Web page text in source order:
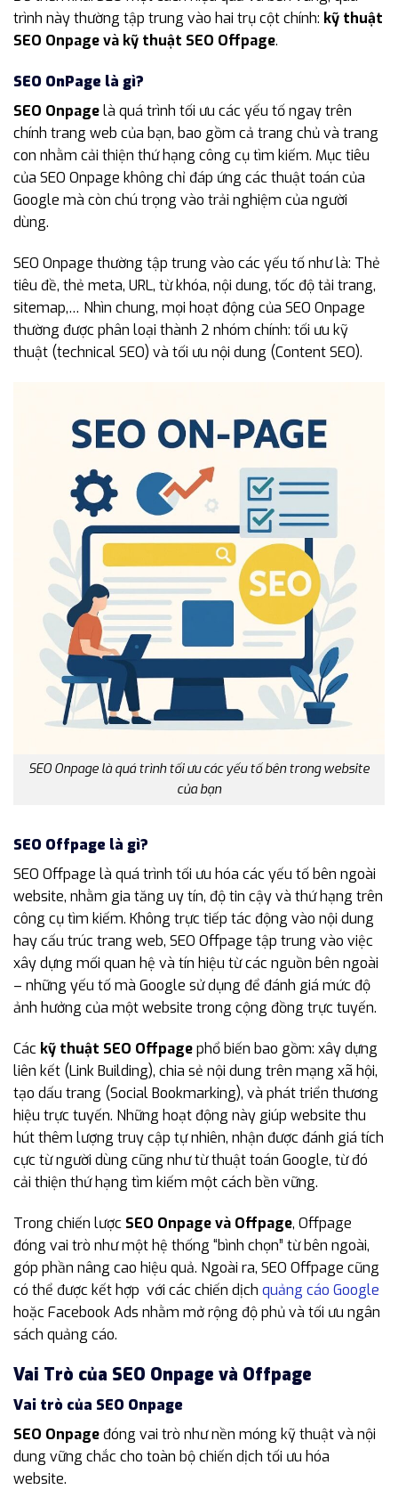
trình này thường tập trung vào hai trụ cột chính: kỹ thuật
SEO Onpage và kỹ thuật SEO Offpage.
SEO OnPage là gì?
SEO Onpagelà quá trình tối ưu các yếu tố ngay trên
chính trang web của bạn, bao gồm cả trang chủ và trang
con nhằm cải thiện thứ hạng công cụ tìm kiếm. Mục tiêu
của SEO Onpage không chỉ đáp ứng các thuật toán của
Google mà còn chú trọng vào trải nghiệm của người
dùng.
SEO Onpage thường tập trung vào các yếu tố như là: Thẻ
tiêu đề, thẻ meta, URL, từ khóa, nội dung, tốc độ tải trang,
sitemap,… Nhìn chung, mọi hoạt động của SEO Onpage
thường được phân loại thành 2 nhóm chính: tối ưu kỹ
thuật (technical SEO) và tối ưu nội dung (Content SEO).
SEO Onpage là quá trình tối ưu các yếu tố bên trong website
của bạn
SEO Offpage là gì?
SEO Offpage là quá trình tối ưu hóa các yếu tố bên ngoài
website, nhằm gia tăng uy tín, độ tin cậy và thứ hạng trên
công cụ tìm kiếm. Không trực tiếp tác động vào nội dung
hay cấu trúc trang web, SEO Offpage tập trung vào việc
xây dựng mối quan hệ và tín hiệu từ các nguồn bên ngoài
– những yếu tố mà Google sử dụng để đánh giá mức độ
ảnh hưởng của một website trong cộng đồng trực tuyến.
Các kỹ thuật SEO Offpagephổ biến bao gồm: xây dựng
liên kết (Link Building), chia sẻ nội dung trên mạng xã hội,
tạo dấu trang (Social Bookmarking), và phát triển thương
hiệu trực tuyến. Những hoạt động này giúp website thu
hút thêm lượng truy cập tự nhiên, nhận được đánh giá tích
cực từ người dùng cũng như từ thuật toán Google, từ đó
cải thiện thứ hạng tìm kiếm một cách bền vững.
Trong chiến lược SEO Onpage và Offpage, Offpage
đóng vai trò như một hệ thống “bình chọn” từ bên ngoài,
góp phần nâng cao hiệu quả. Ngoài ra, SEO Offpage cũng
có thể được kết hợp với các chiến dịch quảng cáo Google
hoặc Facebook Ads nhằm mở rộng độ phủ và tối ưu ngân
sách quảng cáo.
Vai Trò của SEO Onpage và Offpage
Vai trò của SEO Onpage
SEO Onpage đóng vai trò như nền móng kỹ thuật và nội
dung vững chắc cho toàn bộ chiến dịch tối ưu hóa
website.